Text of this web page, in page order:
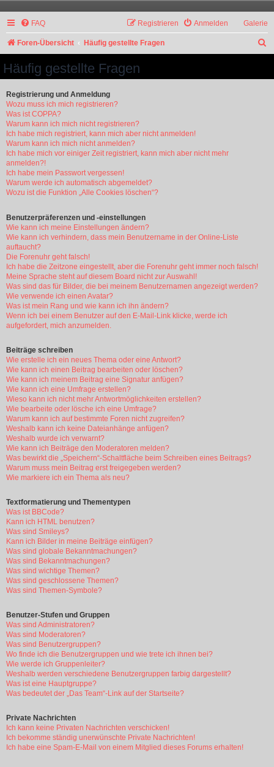
Galerie
FAQ Anmelden
Registrieren
Foren-Übersicht Häufig gestellte Fragen
Häufig gestellte Fragen
Registrierung und Anmeldung
Wozu muss ich mich registrieren?
Was ist COPPA?
Warum kann ich mich nicht registrieren?
Ich habe mich registriert, kann mich aber nicht anmelden!
Warum kann ich mich nicht anmelden?
Ich habe mich vor einiger Zeit registriert, kann mich aber nicht mehr
anmelden?!
Ich habe mein Passwort vergessen!
Warum werde ich automatisch abgemeldet?
Wozu ist die Funktion „Alle Cookies löschen“?
Benutzerpräferenzen und -einstellungen
Wie kann ich meine Einstellungen ändern?
Wie kann ich verhindern, dass mein Benutzername in der Online-Liste
auftaucht?
Die Forenuhr geht falsch!
Ich habe die Zeitzone eingestellt, aber die Forenuhr geht immer noch falsch!
Meine Sprache steht auf diesem Board nicht zur Auswahl!
Was sind das für Bilder, die bei meinem Benutzernamen angezeigt werden?
Wie verwende ich einen Avatar?
Was ist mein Rang und wie kann ich ihn ändern?
Wenn ich bei einem Benutzer auf den E-Mail-Link klicke, werde ich
aufgefordert, mich anzumelden.
Beiträge schreiben
Wie erstelle ich ein neues Thema oder eine Antwort?
Wie kann ich einen Beitrag bearbeiten oder löschen?
Wie kann ich meinem Beitrag eine Signatur anfügen?
Wie kann ich eine Umfrage erstellen?
Wieso kann ich nicht mehr Antwortmöglichkeiten erstellen?
Wie bearbeite oder lösche ich eine Umfrage?
Warum kann ich auf bestimmte Foren nicht zugreifen?
Weshalb kann ich keine Dateianhänge anfügen?
Weshalb wurde ich verwarnt?
Wie kann ich Beiträge den Moderatoren melden?
Was bewirkt die „Speichern“-Schaltfläche beim Schreiben eines Beitrags?
Warum muss mein Beitrag erst freigegeben werden?
Wie markiere ich ein Thema als neu?
Textformatierung und Thementypen
Was ist BBCode?
Kann ich HTML benutzen?
Was sind Smileys?
Kann ich Bilder in meine Beiträge einfügen?
Was sind globale Bekanntmachungen?
Was sind Bekanntmachungen?
Was sind wichtige Themen?
Was sind geschlossene Themen?
Was sind Themen-Symbole?
Benutzer-Stufen und Gruppen
Was sind Administratoren?
Was sind Moderatoren?
Was sind Benutzergruppen?
Wo finde ich die Benutzergruppen und wie trete ich ihnen bei?
Wie werde ich Gruppenleiter?
Weshalb werden verschiedene Benutzergruppen farbig dargestellt?
Was ist eine Hauptgruppe?
Was bedeutet der „Das Team“-Link auf der Startseite?
Private Nachrichten
Ich kann keine Privaten Nachrichten verschicken!
Ich bekomme ständig unerwünschte Private Nachrichten!
Ich habe eine Spam-E-Mail von einem Mitglied dieses Forums erhalten!